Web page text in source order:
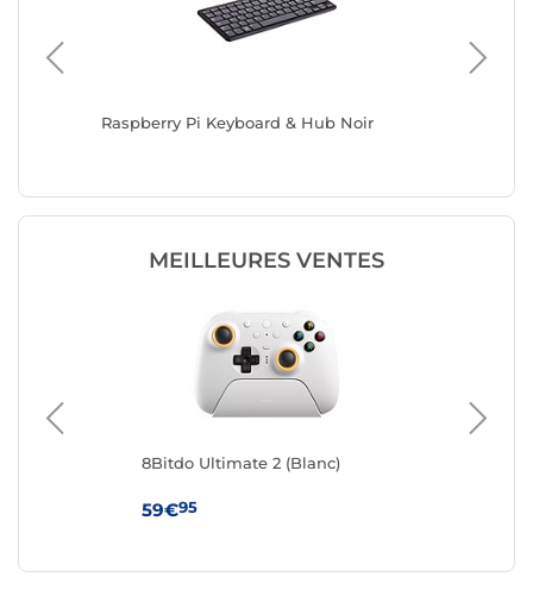
Raspberry Pi Keyboard & Hub Noir
MEILLEURES VENTES
8Bitdo Ultimate 2 (Blanc)
59€95